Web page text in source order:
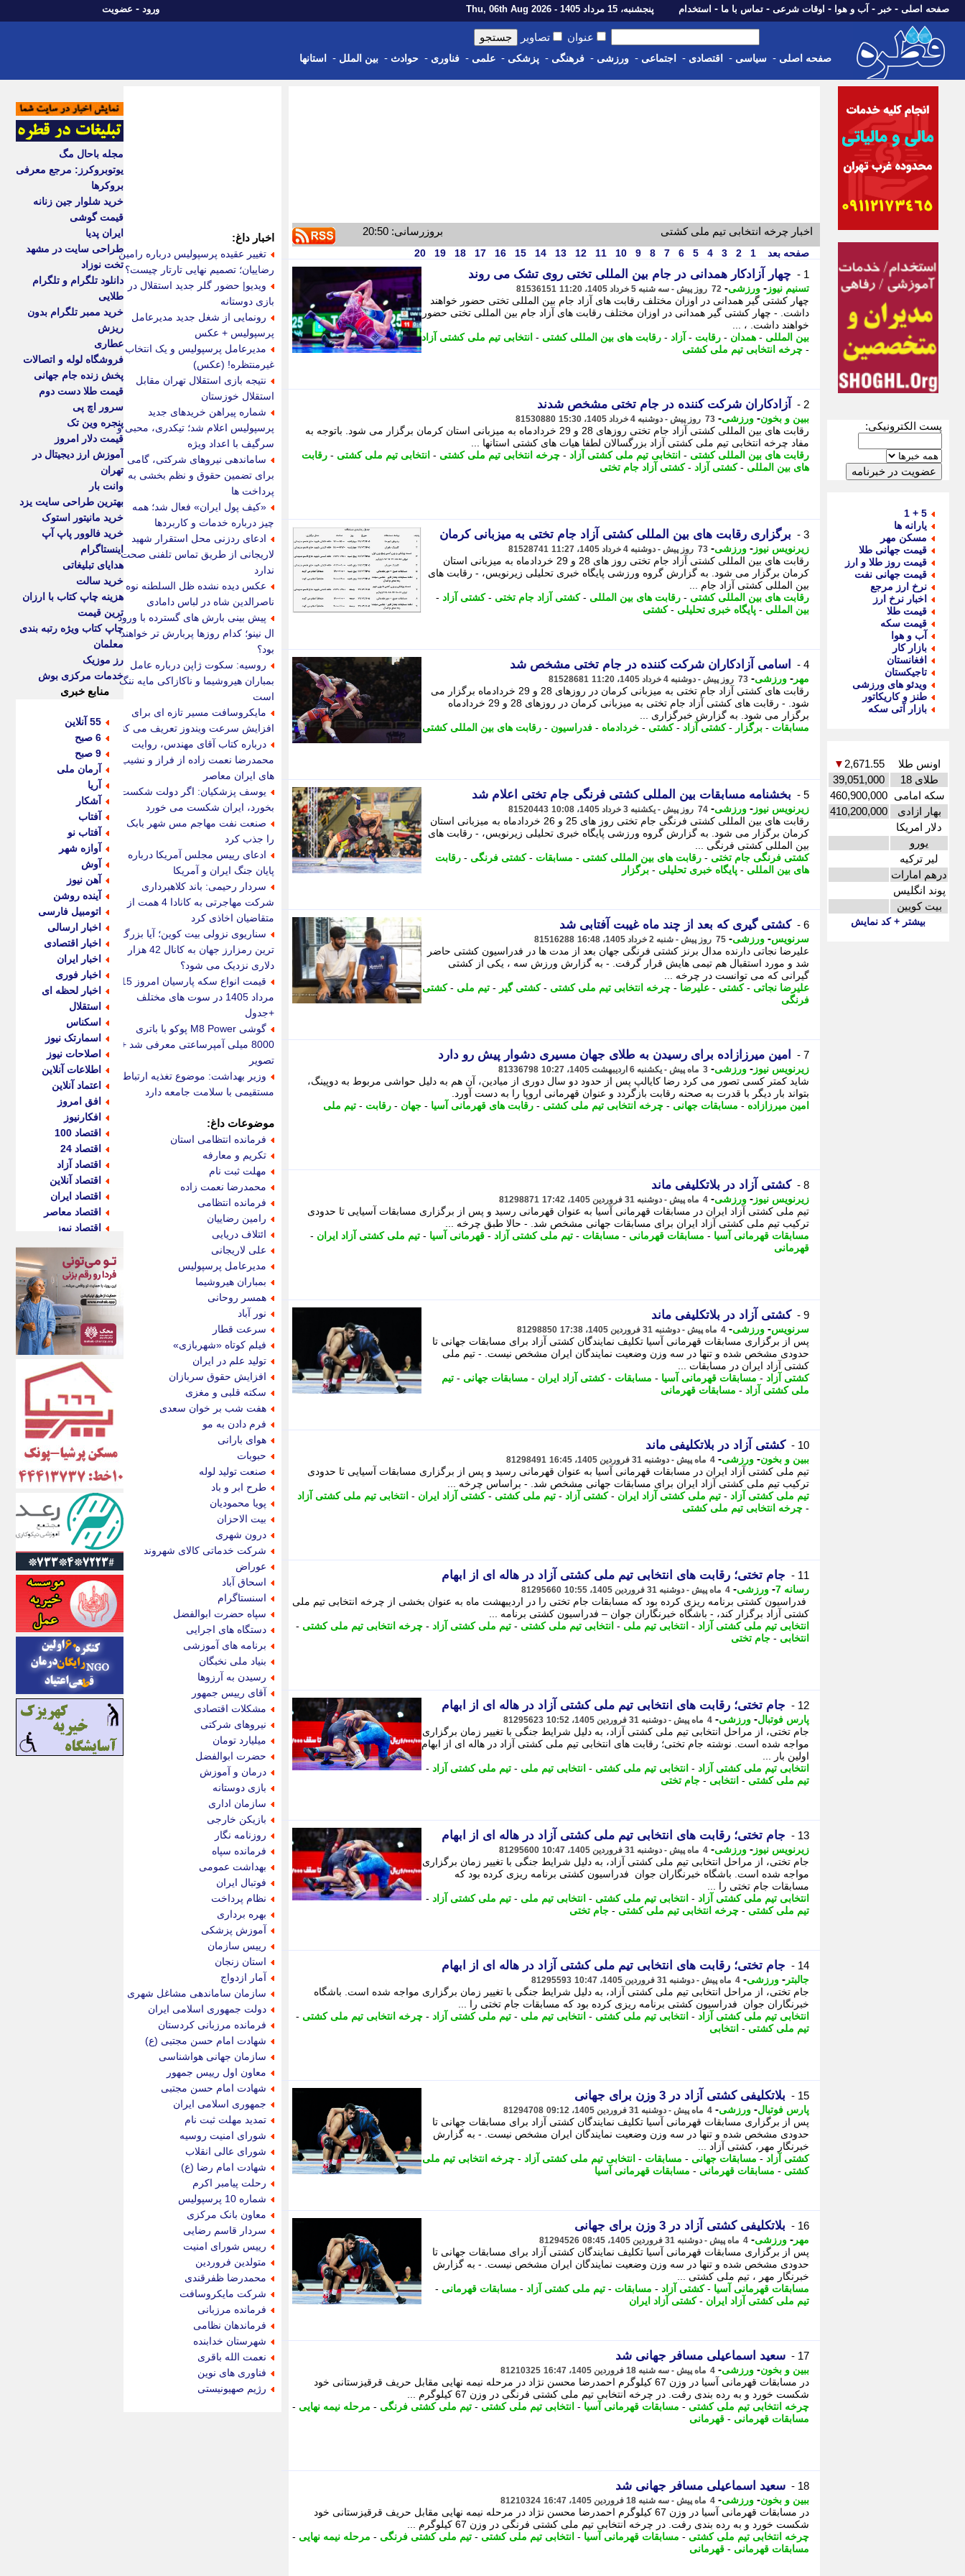
صفحه اصلی - خبر - آب و هوا - اوقات شرعی - تماس با ما - استخدام پنجشنبه، 15 مرداد 1405 - Thu, 06th Aug 2026 ورود - عضویت
عنوان تصاویر
صفحه اصلی - سیاسی - اقتصادی - اجتماعی - ورزشی - فرهنگی - پزشکی - علمی - فناوری - حوادث - بین الملل - استانها
پست الکترونیکی:
5 + 1
یارانه ها
مسکن مهر
قیمت جهانی طلا
قیمت روز طلا و ارز
قیمت جهانی نفت
نرخ ارز مرجع
اخبار نرخ ارز
قیمت طلا
قیمت سکه
آب و هوا
بازار کار
افغانستان
تاجیکستان
ویدئو های ورزشی
طنز و کاریکاتور
بازار آتی سکه
اونس طلا 2,671.55
▼
طلای 18
39,051,000
سکه امامی 460,900,000
بهار ازادی
410,200,000
دلار امریکا
یورو
لیر ترکیه
درهم امارات
پوند انگلیس
بیت کویین
بیشتر + کد نمایش
اخبار چرخه انتخابی تیم ملی کشتی بروزرسانی: 20:50
صفحه بعد 1
2
3
4
5
6
7
8
9
10
11
12
13
14
15
16
17
18
19
20
1 - چهار آزادکار همدانی در جام بین المللی تختی روی تشک می روند
تسنیم نیوز - ورزشی- 72 روز پیش - سه شنبه 5 خرداد 1405، 11:20 81536151
چهار کشتی گیر همدانی در اوزان مختلف رقابت های آزاد جام بین المللی تختی حضور خواهند
داشت. - چهار کشتی گیر همدانی در اوزان مختلف رقابت های آزاد جام بین المللی تختی حضور
خواهند داشت. ، ...
بین المللی - همدان - رقابت - آزاد - رقابت های بین المللی کشتی - انتخابی تیم ملی کشتی آزاد
- چرخه انتخابی تیم ملی کشتی
2 - آزادکاران شرکت کننده در جام تختی مشخص شدند
ببین و بخون- ورزشی- 73 روز پیش - دوشنبه 4 خرداد 1405، 15:30 81530880
رقابت های بین المللی کشتی آزاد جام تختی روزهای 28 و 29 خردادماه به میزبانی استان کرمان برگزار می شود. باتوجه به
مفاد چرخه انتخابی تیم ملی کشتی آزاد بزرگسالان لطفا هیات های کشتی استانها ...
رقابت های بین المللی کشتی - انتخابی تیم ملی کشتی آزاد - چرخه انتخابی تیم ملی کشتی - انتخابی تیم ملی کشتی - رقابت
های بین المللی -کشتی آزاد -کشتی آزاد جام تختی
3 - برگزاری رقابت های بین المللی کشتی آزاد جام تختی به میزبانی کرمان
زیرنویس نیوز - ورزشی- 73 روز پیش - دوشنبه 4 خرداد 1405، 11:27 81528741
رقابت های بین المللی کشتی آزاد جام تختی روز های 28 و 29 خردادماه به میزبانی استان
کرمان برگزار می شود. به گزارش گروه ورزشی پایگاه خبری تحلیلی زیرنویس، - رقابت های
بین المللی کشتی آزاد جام ...
رقابت های بین المللی کشتی - رقابت های بین المللی -کشتی آزاد جام تختی -کشتی آزاد -
بین المللی - پایگاه خبری تحلیلی -کشتی
4 - اسامی آزادکاران شرکت کننده در جام تختی مشخص شد
مهر - ورزشی- 73 روز پیش - دوشنبه 4 خرداد 1405، 11:20 81528681
رقابت های کشتی آزاد جام تختی به میزبانی کرمان در روزهای 28 و 29 خردادماه برگزار می
شود. - رقابت های کشتی آزاد جام تختی به میزبانی کرمان در روزهای 28 و 29 خردادماه
برگزار می شود. به گزارش خبرگزاری ...
مسابقات - برگزار -کشتی آزاد -کشتی - خردادماه - فدراسیون - رقابت های بین المللی کشتی
5 - بخشنامه مسابقات بین المللی کشتی فرنگی جام تختی اعلام شد
زیرنویس نیوز - ورزشی- 74 روز پیش - یکشنبه 3 خرداد 1405، 10:08 81520443
رقابت های بین المللی کشتی فرنگی جام تختی روز های 25 و 26 خردادماه به میزبانی استان
کرمان برگزار می شود. به گزارش گروه ورزشی پایگاه خبری تحلیلی زیرنویس، - رقابت های
بین المللی کشتی فرنگی ...
کشتی فرنگی جام تختی - رقابت های بین المللی کشتی - مسابقات -کشتی فرنگی - رقابت
های بین المللی - پایگاه خبری تحلیلی - برگزار
6 - کشتی گیری که بعد از چند ماه غیبت آفتابی شد
سرنویس- ورزشی- 75 روز پیش - شنبه 2 خرداد 1405، 16:48 81516288
علیرضا نجاتی دارنده مدال برنز کشتی فرنگی جهان بعد از مدت ها در فدراسیون کشتی حاضر
شد و مورد استقبال هم تیمی هایش قرار گرفت. - به گزارش ورزش سه ، یکی از کشتی
گیرانی که می توانست در چرخه ...
علیرضا نجاتی -کشتی - علیرضا - چرخه انتخابی تیم ملی کشتی -کشتی گیر - تیم ملی -کشتی
فرنگی
7 - امین میرزازاده برای رسیدن به طلای جهان مسیری دشوار پیش رو دارد
زیرنویس نیوز - ورزشی- 3 ماه پیش - یکشنبه 6 اردیبهشت 1405، 10:27 81336798
شاید کمتر کسی تصور می کرد رضا کایالپ پس از حدود دو سال دوری از میادین، آن هم به دلیل حواشی مربوط به دوپینگ،
بتواند بار دیگر با قدرت به صحنه رقابت بازگردد و عنوان قهرمانی اروپا را به دست آورد.
امین میرزازاده - مسابقات جهانی - چرخه انتخابی تیم ملی کشتی - رقابت های قهرمانی آسیا - جهان - رقابت - تیم ملی
8 - کشتی آزاد در بلاتکلیفی ماند
زیرنویس نیوز - ورزشی- 4 ماه پیش - دوشنبه 31 فروردین 1405، 17:42 81298871
تیم ملی کشتی آزاد ایران در مسابقات قهرمانی آسیا به عنوان قهرمانی رسید و پس از برگزاری مسابقات آسیایی تا حدودی
ترکیب تیم ملی کشتی آزاد ایران برای مسابقات جهانی مشخص شد. - حالا طبق چرخه ...
مسابقات قهرمانی آسیا - مسابقات قهرمانی - مسابقات - تیم ملی کشتی آزاد - قهرمانی آسیا - تیم ملی کشتی آزاد ایران -
قهرمانی
9 - کشتی آزاد در بلاتکلیفی ماند
سرنویس- ورزشی- 4 ماه پیش - دوشنبه 31 فروردین 1405، 17:38 81298850
پس از برگزاری مسابقات قهرمانی آسیا تکلیف نمایندگان کشتی آزاد برای مسابقات جهانی تا
حدودی مشخص شده و تنها در سه وزن وضعیت نمایندگان ایران مشخص نیست. - تیم ملی
کشتی آزاد ایران در مسابقات ...
کشتی آزاد - مسابقات قهرمانی آسیا - مسابقات -کشتی آزاد ایران - مسابقات جهانی - تیم
ملی کشتی آزاد - مسابقات قهرمانی
10 - کشتی آزاد در بلاتکلیفی ماند
ببین و بخون- ورزشی- 4 ماه پیش - دوشنبه 31 فروردین 1405، 16:45 81298491
تیم ملی کشتی آزاد ایران در مسابقات قهرمانی آسیا به عنوان قهرمانی رسید و پس از برگزاری مسابقات آسیایی تا حدودی
ترکیب تیم ملی کشتی آزاد ایران برای مسابقات جهانی مشخص شد. - براساس چرخه ...
تیم ملی کشتی آزاد - تیم ملی کشتی آزاد ایران -کشتی آزاد - تیم ملی کشتی -کشتی آزاد ایران - انتخابی تیم ملی کشتی آزاد
- چرخه انتخابی تیم ملی کشتی
11 - جام تختی؛ رقابت های انتخابی تیم ملی کشتی آزاد در هاله ای از ابهام
رسانه 7 - ورزشی- 4 ماه پیش - دوشنبه 31 فروردین 1405، 10:55 81295660
فدراسیون کشتی برنامه ریزی کرده بود که مسابقات جام تختی را در اردیبهشت ماه به عنوان بخشی از چرخه انتخابی تیم ملی
کشتی آزاد برگزار کند، - باشگاه خبرنگاران جوان – فدراسیون کشتی برنامه ...
انتخابی تیم ملی کشتی آزاد - انتخابی تیم ملی - انتخابی تیم ملی کشتی - تیم ملی کشتی آزاد - چرخه انتخابی تیم ملی کشتی -
انتخابی - جام تختی
12 - جام تختی؛ رقابت های انتخابی تیم ملی کشتی آزاد در هاله ای از ابهام
پارس فوتبال- ورزشی- 4 ماه پیش - دوشنبه 31 فروردین 1405، 10:52 81295623
جام تختی، از مراحل انتخابی تیم ملی کشتی آزاد، به دلیل شرایط جنگی با تغییر زمان برگزاری
مواجه شده است. نوشته جام تختی؛ رقابت های انتخابی تیم ملی کشتی آزاد در هاله ای از ابهام
اولین بار ...
انتخابی تیم ملی کشتی آزاد - انتخابی تیم ملی کشتی - انتخابی تیم ملی - تیم ملی کشتی آزاد -
تیم ملی کشتی - انتخابی - جام تختی
13 - جام تختی؛ رقابت های انتخابی تیم ملی کشتی آزاد در هاله ای از ابهام
زیرنویس نیوز - ورزشی- 4 ماه پیش - دوشنبه 31 فروردین 1405، 10:47 81295600
جام تختی، از مراحل انتخابی تیم ملی کشتی آزاد، به دلیل شرایط جنگی با تغییر زمان برگزاری
مواجه شده است. باشگاه خبرنگاران جوان فدراسیون کشتی برنامه ریزی کرده بود که
مسابقات جام تختی را ...
انتخابی تیم ملی کشتی آزاد - انتخابی تیم ملی کشتی - انتخابی تیم ملی - تیم ملی کشتی آزاد -
تیم ملی کشتی - چرخه انتخابی تیم ملی کشتی - جام تختی
14 - جام تختی؛ رقابت های انتخابی تیم ملی کشتی آزاد در هاله ای از ابهام
جالبتر - ورزشی- 4 ماه پیش - دوشنبه 31 فروردین 1405، 10:47 81295593
جام تختی، از مراحل انتخابی تیم ملی کشتی آزاد، به دلیل شرایط جنگی با تغییر زمان برگزاری مواجه شده است. باشگاه
خبرنگاران جوان فدراسیون کشتی برنامه ریزی کرده بود که مسابقات جام تختی را ...
انتخابی تیم ملی کشتی آزاد - انتخابی تیم ملی کشتی - انتخابی تیم ملی - تیم ملی کشتی آزاد - چرخه انتخابی تیم ملی کشتی -
تیم ملی کشتی - انتخابی
15 - بلاتکلیفی کشتی آزاد در 3 وزن برای جهانی
پارس فوتبال- ورزشی- 4 ماه پیش - دوشنبه 31 فروردین 1405، 09:12 81294708
پس از برگزاری مسابقات قهرمانی آسیا تکلیف نمایندگان کشتی آزاد برای مسابقات جهانی تا
حدودی مشخص شده و تنها در سه وزن وضعیت نمایندگان ایران مشخص نیست. - به گزارش
خبرنگار مهر، کشتی آزاد ...
کشتی آزاد - مسابقات جهانی - مسابقات - انتخابی تیم ملی کشتی آزاد - چرخه انتخابی تیم ملی
کشتی - مسابقات قهرمانی - مسابقات قهرمانی آسیا
16 - بلاتکلیفی کشتی آزاد در 3 وزن برای جهانی
مهر - ورزشی- 4 ماه پیش - دوشنبه 31 فروردین 1405، 08:45 81294526
پس از برگزاری مسابقات قهرمانی آسیا تکلیف نمایندگان کشتی آزاد برای مسابقات جهانی تا
حدودی مشخص شده و تنها در سه وزن وضعیت نمایندگان ایران مشخص نیست. - به گزارش
خبرنگار مهر ، تیم ملی کشتی ...
مسابقات قهرمانی آسیا -کشتی آزاد - مسابقات - تیم ملی کشتی آزاد - مسابقات قهرمانی -
تیم ملی کشتی آزاد ایران -کشتی آزاد ایران
17 - سعید اسماعیلی مسافر جهانی شد
ببین و بخون- ورزشی- 4 ماه پیش - سه شنبه 18 فروردین 1405، 16:47 81210325
در مسابقات قهرمانی آسیا در وزن 67 کیلوگرم احمدرضا محسن نژاد در مرحله نیمه نهایی مقابل حریف قرقیزستانی خود
شکست خورد و به رده بندی رفت. در چرخه انتخابی تیم ملی کشتی فرنگی در وزن 67 کیلوگرم ...
چرخه انتخابی تیم ملی کشتی - مسابقات قهرمانی آسیا - انتخابی تیم ملی کشتی - تیم ملی کشتی فرنگی - مرحله نیمه نهایی -
مسابقات قهرمانی - قهرمانی
18 - سعید اسماعیلی مسافر جهانی شد
ببین و بخون- ورزشی- 4 ماه پیش - سه شنبه 18 فروردین 1405، 16:47 81210324
در مسابقات قهرمانی آسیا در وزن 67 کیلوگرم احمدرضا محسن نژاد در مرحله نیمه نهایی مقابل حریف قرقیزستانی خود
شکست خورد و به رده بندی رفت. در چرخه انتخابی تیم ملی کشتی فرنگی در وزن 67 کیلوگرم ...
چرخه انتخابی تیم ملی کشتی - مسابقات قهرمانی آسیا - انتخابی تیم ملی کشتی - تیم ملی کشتی فرنگی - مرحله نیمه نهایی -
مسابقات قهرمانی - قهرمانی
اخبار داغ:
تغییر عقیده پرسپولیس درباره رامین
رضاییان؛ تصمیم نهایی تارتار چیست؟
ویدیو| حضور گلر جدید استقلال در
بازی دوستانه
رونمایی از شغل جدید مدیرعامل
پرسپولیس + عکس
مدیرعامل پرسپولیس و یک انتخاب
غیرمنتظره! (عکس)
نتیجه بازی استقلال تهران مقابل
استقلال خوزستان
شماره پیراهن خریدهای جدید
پرسپولیس اعلام شد؛ تیکدری، محبی و
سرگیف با اعداد ویژه
ساماندهی نیروهای شرکتی، گامی
برای تضمین حقوق و نظم بخشی به
پرداخت ها
«کیف پول ایران» فعال شد؛ همه
چیز درباره خدمات و کاربردها
ادعای ردزنی محل استقرار شهید
لاریجانی از طریق تماس تلفنی صحت
ندارد
عکس دیده نشده ظل السلطنه نوه
ناصرالدین شاه در لباس دامادی
پیش بینی بارش های گسترده با ورود
ال نینو؛ کدام روزها پربارش تر خواهند
بود؟
روسیه: سکوت ژاپن درباره عامل
بمباران هیروشیما و ناکازاکی مایه ننگ
است
مایکروسافت مسیر تازه ای برای
افزایش سرعت ویندوز تعریف می کند
درباره کتاب آقای مهندس، روایت
محمدرضا نعمت زاده از فراز و نشیب
های ایران معاصر
یوسف پزشکیان: اگر دولت شکست
بخورد، ایران شکست می خورد
صنعت نفت مهاجم مس شهر بابک
را جذب کرد
ادعای رییس مجلس آمریکا درباره
پایان جنگ ایران و آمریکا
سردار رحیمی: باند کلاهبرداری
شرکت مهاجرتی به کانادا 4 همت از
متقاضیان اخاذی کرد
سناریوی نزولی بیت کوین؛ آیا بزرگ
ترین رمزارز جهان به کانال 42 هزار
دلاری نزدیک می شود؟
قیمت انواع سکه پارسیان امروز 15
مرداد 1405 در سوت های مختلف
+جدول
گوشی M8 Power پوکو با باتری
8000 میلی آمپرساعتی معرفی شد +
تصویر
وزیر بهداشت: موضوع تغذیه ارتباط
مستقیمی با سلامت جامعه دارد
موضوعات داغ:
فرمانده انتظامی استان
تکریم و معارفه
مهلت ثبت نام
محمدرضا نعمت زاده
فرمانده انتظامی
رامین رضاییان
ائتلاف دریایی
علی لاریجانی
مدیرعامل پرسپولیس
بمباران هیروشیما
همسر روحانی
نور آباد
سرعت قطار
فیلم کوتاه «شهربازی»
تولید علم در ایران
افزایش حقوق سربازان
سکته قلبی و مغزی
هفت شب بر خوان سعدی
فرم دادن به مو
هوای بارانی
حبوبات
صنعت تولید لوله
طرح ابر و باد
پویا محمودیان
بیت الاحزان
درون شهری
شرکت خدماتی کالای شهروند
عوراض
اسحاق آباد
اسنستاگرام
سپاه حضرت ابوالفضل
دستگاه های اجرایی
برنامه های آموزشی
بنیاد ملی نخبگان
رسیدن به آرزوها
آقای رییس جمهور
مشکلات اقتصادی
نیروهای شرکتی
میلیارد تومان
حضرت ابوالفضل
درمان و آموزش
بازی دوستانه
سازمان اداری
بازیکن خارجی
روزنامه نگار
فرمانده سپاه
بهداشت عمومی
فوتبال ایران
نظام پرداخت
بهره برداری
آموزش پزشکی
رییس سازمان
استان زنجان
آمار ازدواج
سازمان ساماندهی مشاغل شهری
دولت جمهوری اسلامی ایران
فرمانده مرزبانی کردستان
شهادت امام حسن مجتبی (ع)
سازمان جهانی هواشناسی
معاون اول رییس جمهور
شهادت امام حسن مجتبی
جمهوری اسلامی ایران
تمدید مهلت ثبت نام
شورای امنیت روسیه
شورای عالی انقلاب
شهادت امام رضا (ع)
رحلت پیامبر اکرم
شماره 10 پرسپولیس
معاون بانک مرکزی
سردار قاسم رضایی
رییس شورای امنیت
متولدین فروردین
محمدرضا ظفرقندی
شرکت مایکروسافت
فرمانده مرزبانی
فرماندهان نظامی
شهرستان خدابنده
نعمت الله باقری
فناوری های نوین
رژیم صهیونیستی
مجله باحال مگ
یوتوبروکرز: مرجع معرفی
بروکرها
خرید شلوار جین زنانه
قیمت گوشی
ایران پدیا
طراحی سایت در مشهد
تخت نوزاد
دانلود تلگرام و تلگرام
طلایی
خرید ممبر تلگرام بدون
ریزش
عطاری
فروشگاه لوله و اتصالات
پخش زنده جام جهانی
قیمت طلا دست دوم
سرور اچ پی
پنجره وین تک
قیمت دلار امروز
آموزش ارز دیجیتال در
تهران
وانت بار
بهترین طراحی سایت یزد
خرید مانیتور استوک
خرید فالوور پاپ آپ
اینستاگرام
هدایای تبلیغاتی
خرید سالت
هزینه چاپ کتاب با ارزان
ترین قیمت
چاپ کتاب ویژه رتبه بندی
معلمان
رز موزیک
خدمات مرکزی بوش
منابع خبری
55 آنلاین
6 صبح
9 صبح
آرمان ملی
آریا
آشکار
آفتاب
آفتاب نو
آوازه شهر
آوش
آهن نیوز
آینده روشن
اتومبیل فارسی
اخبار ارسالی
اخبار اقتصادی
اخبار ایران
اخبار فوری
اخبار لحظه ای
استقلال
اسکناس
اسمارتک نیوز
اصلاحات نیوز
اطلاعات آنلاین
اعتماد آنلاین
افق امروز
افکارنیوز
اقتصاد 100
اقتصاد 24
اقتصاد آزاد
اقتصاد آنلاین
اقتصاد ایران
اقتصاد معاصر
اقتصاد نیوز
اکوفارس
اکونگار
اکونیوز
الف
انتشار آنلاین
اندیشه قرن
اندیشه معاصر
اندیشه ها
انرژی پرس
ای استخدام
ایتنا
ایراف
ایران آرت
ایران آنلاین
ایران زندگی
ایران فوری
ایرانی روز
ایرانیتال
ایرنا
ایسکانیوز
ایسنا
ایکنا
ایلنا
اینتیتر
ایونا نیوز
بازتاب آنلاین
باشگاه خبرنگاران
باغستان نیوز
بامبوک
ببین و بخون
بدینسان
بنکر